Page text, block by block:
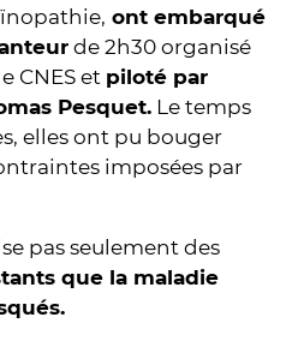
ont embarqué
de 2h30 organisé
CNES et piloté par
Pesquet. Le temps
elles ont pu bouger
imposées par
pas seulement des
que la maladie